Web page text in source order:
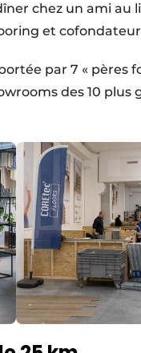
chez un ami au
et
par 7 « pères
des 10